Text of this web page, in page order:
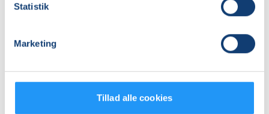
Statistik
Marketing
Tillad alle cookies
Mødegange